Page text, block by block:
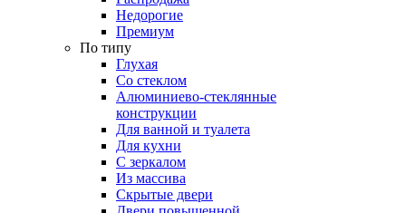
Недорогие
Премиум
По типу
Глухая
Со стеклом
Алюминиево-стеклянные
конструкции
Для ванной и туалета
Для кухни
С зеркалом
Из массива
Скрытые двери